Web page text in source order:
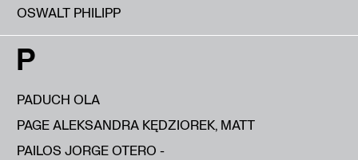
OSWALT PHILIPP
P
PADUCH OLA
PAGE ALEKSANDRA KĘDZIOREK, MATT
PAILOS JORGE OTERO -